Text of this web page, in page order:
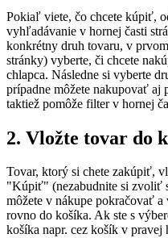
Pokiaľ viete, čo chcete kúpiť,
vyhľadávanie v hornej časti
konkrétny druh tovaru, v
stránky) vyberte, či chcete
chlapca. Následne si vyberte
prípadne môžete nakupovať
taktiež pomôže filter v hornej
2. Vložte tovar do
Tovar, ktorý si chete zakúpiť,
"Kúpiť" (nezabudnite si zvoliť
môžete v nákupe pokračovať
rovno do košíka. Ak ste s
košíka napr. cez košík v pravej